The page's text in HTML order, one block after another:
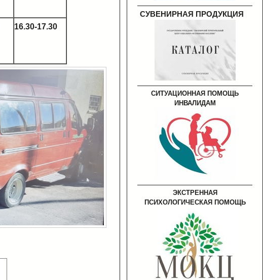
16.30-17.30
СУВЕНИРНАЯ ПРОДУКЦИЯ
СИТУАЦИОННАЯ ПОМОЩЬ
ИНВАЛИДАМ
ЭКСТРЕННАЯ
ПСИХОЛОГИЧЕСКАЯ ПОМОЩЬ